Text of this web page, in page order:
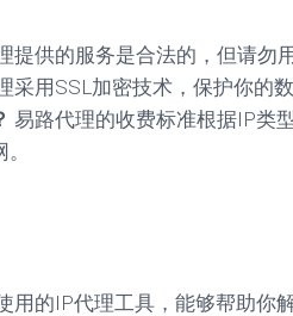
提供的服务是合法的，但请勿
采用SSL加密技术，保护你的数
易路代理的收费标准根据IP类
用的IP代理工具，能够帮助你